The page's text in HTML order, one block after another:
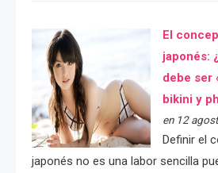
El
japonés:
debe ser
bikini y
en 12
Definir el
japonés no es una labor sencilla